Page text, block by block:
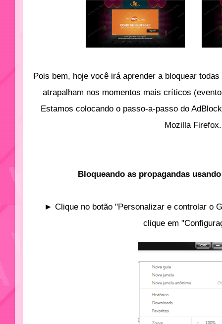
Pois bem, hoje você irá aprender a bloquear
atrapalham nos momentos mais críticos
Estamos colocando o passo-a-passo do
Mozilla Firefox.
Bloqueando as propagandas
► Clique no botão "Personalizar e controlar o
clique em